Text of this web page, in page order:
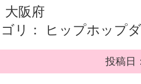
大阪府
リ：
ヒップホップ
投稿日